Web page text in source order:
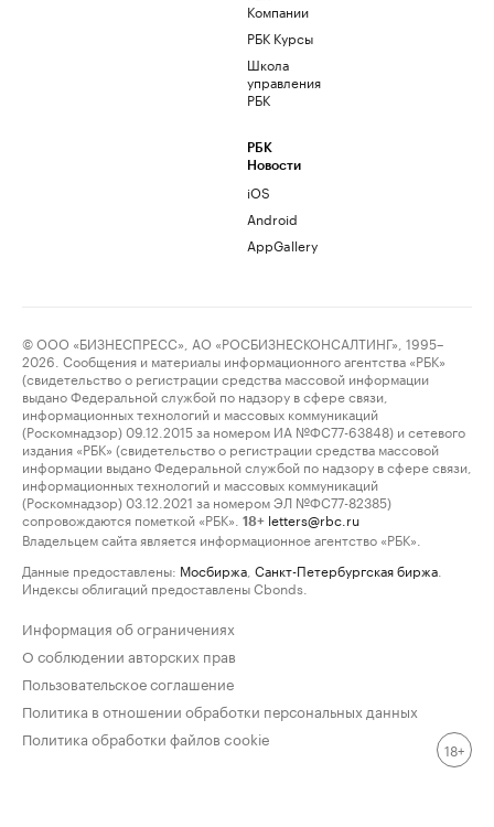
Компании
РБК Курсы
Школа
управления
РБК
РБК
Новости
iOS
Android
AppGallery
© ООО «БИЗНЕСПРЕСС», АО «РОСБИЗНЕСКОНСАЛТИНГ», 1995–
2026. Сообщения и материалы информационного агентства «РБК»
(свидетельство о регистрации средства массовой информации
выдано Федеральной службой по надзору в сфере связи,
информационных технологий и массовых коммуникаций
(Роскомнадзор) 09.12.2015 за номером ИА №ФС77-63848) и сетевого
издания «РБК» (свидетельство о регистрации средства массовой
информации выдано Федеральной службой по надзору в сфере связи,
информационных технологий и массовых коммуникаций
(Роскомнадзор) 03.12.2021 за номером ЭЛ №ФС77-82385)
сопровождаются пометкой «РБК».
18+ letters@rbc.ru
Владельцем сайта является информационное агентство «РБК».
Данные предоставлены: Мосбиржа Санкт-Петербургская биржа
Индексы облигаций предоставлены Cbonds.
Информация об ограничениях
О соблюдении авторских прав
Пользовательское соглашение
Политика в отношении обработки персональных данных
Политика обработки файлов cookie
18+